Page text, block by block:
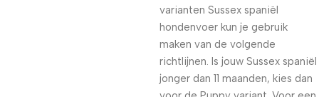
varianten Sussex spaniël
hondenvoer kun je gebruik
maken van de volgende
richtlijnen. Is jouw Sussex spaniël
jonger dan 11 maanden, kies dan